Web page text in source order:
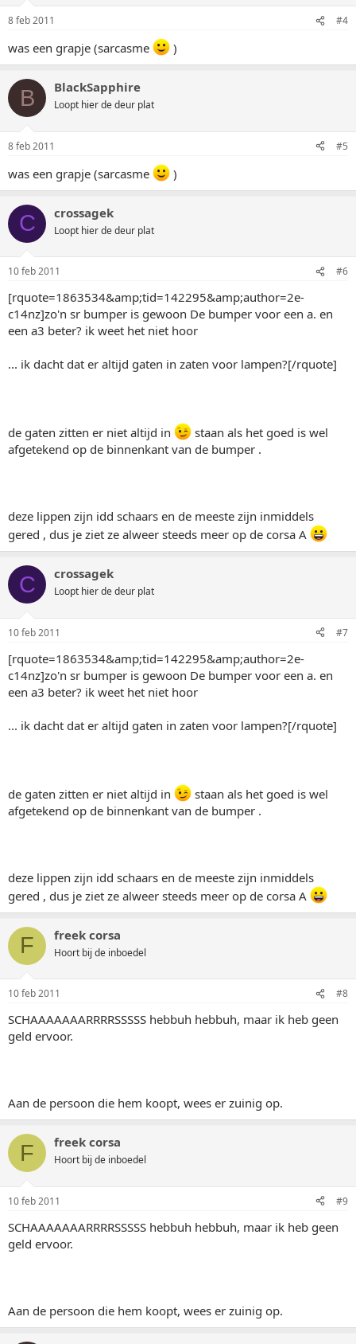
8 feb 2011 #4
was een grapje (sarcasme )
B BlackSapphire
Loopt hier de deur plat
8 feb 2011 #5
was een grapje (sarcasme )
C crossagek
Loopt hier de deur plat
10 feb 2011 #6
[rquote=1863534&amp;tid=142295&amp;author=2e-
c14nz]zo'n sr bumper is gewoon De bumper voor een a. en
een a3 beter? ik weet het niet hoor
... ik dacht dat er altijd gaten in zaten voor lampen?[/rquote]
de gaten zitten er niet altijd in
staan als het goed is wel
afgetekend op de binnenkant van de bumper .
deze lippen zijn idd schaars en de meeste zijn inmiddels
gered , dus je ziet ze alweer steeds meer op de corsa A
C crossagek
Loopt hier de deur plat
10 feb 2011 #7
[rquote=1863534&amp;tid=142295&amp;author=2e-
c14nz]zo'n sr bumper is gewoon De bumper voor een a. en
een a3 beter? ik weet het niet hoor
... ik dacht dat er altijd gaten in zaten voor lampen?[/rquote]
de gaten zitten er niet altijd in
staan als het goed is wel
afgetekend op de binnenkant van de bumper .
deze lippen zijn idd schaars en de meeste zijn inmiddels
gered , dus je ziet ze alweer steeds meer op de corsa A
F freek corsa
Hoort bij de inboedel
10 feb 2011 #8
SCHAAAAAAARRRRSSSSS hebbuh hebbuh, maar ik heb geen
geld ervoor.
Aan de persoon die hem koopt, wees er zuinig op.
F freek corsa
Hoort bij de inboedel
10 feb 2011 #9
SCHAAAAAAARRRRSSSSS hebbuh hebbuh, maar ik heb geen
geld ervoor.
Aan de persoon die hem koopt, wees er zuinig op.